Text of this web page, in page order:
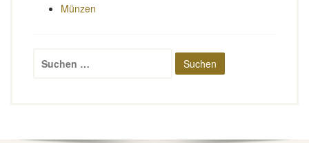
Münzen
nach: